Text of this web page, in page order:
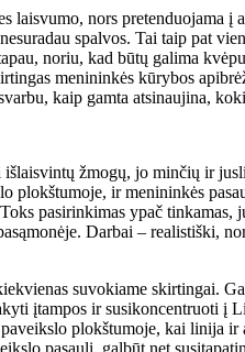
nors pretenduojama
spalvos. Tai taip pat
noriu, kad būtų galima
menininkės kūrybos
kaip gamta atsinaujina,
žmogų, jo minčių ir
plokštumoje, ir menininkės
pasirinkimas ypač
Darbai –
suvokiame skirtingai.
įtampos ir susikoncentruoti į
plokštumoje, kai linija
pasaulį, galbūt net